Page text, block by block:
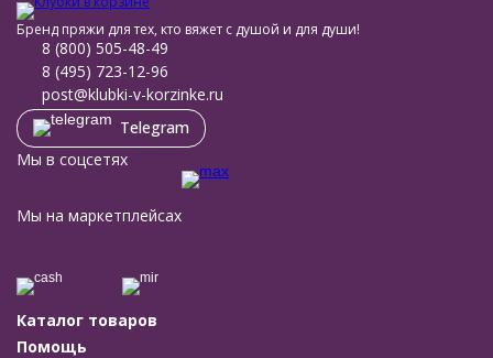
Бренд пряжи для тех, кто вяжет с душой и для души!
8 (800) 505-48-49
8 (495) 723-12-96
post@klubki-v-korzinke.ru
Telegram
Мы в соцсетях
Мы на маркетплейсах
Каталог товаров
Помощь